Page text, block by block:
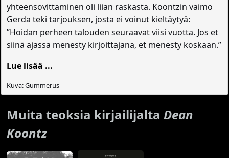
yhteensovittaminen oli liian raskasta. Koontzin vaimo
Gerda teki tarjouksen, josta ei voinut kieltäytyä:
”Hoidan perheen talouden seuraavat viisi vuotta. Jos et
siinä ajassa menesty kirjoittajana, et menesty koskaan.”
Lue lisää ...
Kuva: Gummerus
Muita teoksia kirjailijalta Dean
Koontz